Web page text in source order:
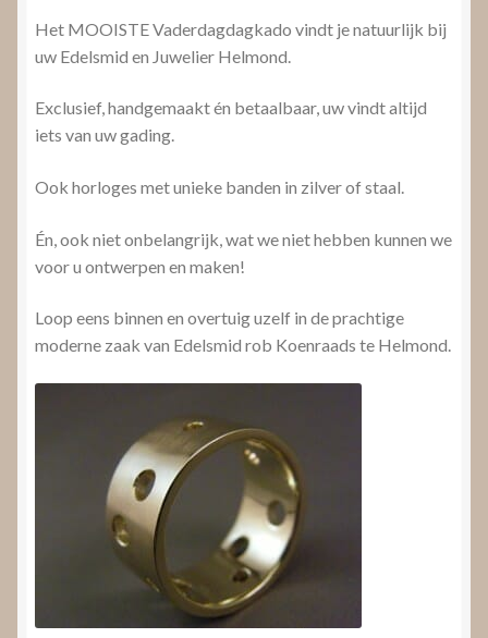
Het MOOISTE Vaderdagdagkado vindt je natuurlijk bij
uw Edelsmid en Juwelier Helmond.
Exclusief, handgemaakt én betaalbaar, uw vindt altijd
iets van uw gading.
Ook horloges met unieke banden in zilver of staal.
Én, ook niet onbelangrijk, wat we niet hebben kunnen we
voor u ontwerpen en maken!
Loop eens binnen en overtuig uzelf in de prachtige
moderne zaak van Edelsmid rob Koenraads te Helmond.